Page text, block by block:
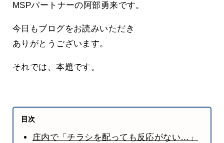
MSPパートナーの阿部勇来です。
今日もブログをお読みいただき
ありがとうございます。
それでは、本題です。
目次
庄内で「チラシを配っても反応がない…」